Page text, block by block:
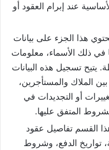
عند إبرام العقود أو
هذا الجزء على بيانات
في ذلك الأسماء، معلومات
يتيح تسجيل هذه البيانات
الملاك والمستأجرين،
أو التجديدات في
المتفق عليها.
القسم تفاصيل عقود
تواريخ الدفع، وشروط